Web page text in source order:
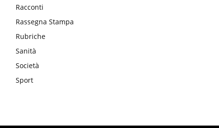
Racconti
Rassegna Stampa
Rubriche
Sanità
Società
Sport